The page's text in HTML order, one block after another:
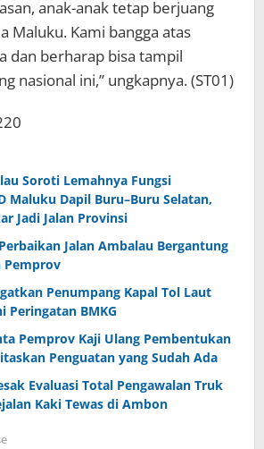
anak-anak tetap berjuang
Maluku. Kami bangga atas
dan berharap bisa tampil
nasional ini,” ungkapnya. (ST01)
Soroti Lemahnya Fungsi
Maluku Dapil Buru–Buru Selatan,
Jadi Jalan Provinsi
Jalan Ambalau Bergantung
Pemprov
Penumpang Kapal Tol Laut
Peringatan BMKG
Pemprov Kaji Ulang Pembentukan
Penguatan yang Sudah Ada
Evaluasi Total Pengawalan Truk
Kaki Tewas di Ambon